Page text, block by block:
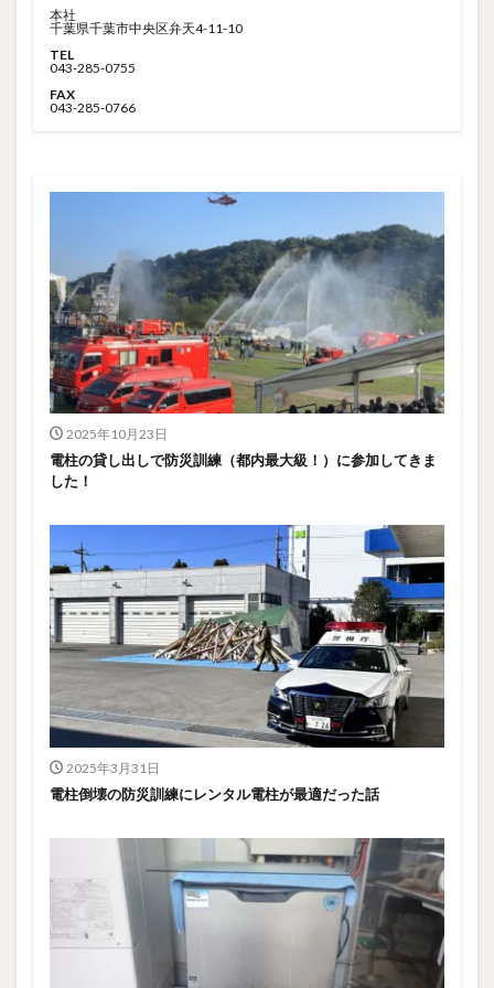
本社
千葉県千葉市中央区弁天4-11-10
TEL
043-285-0755
FAX
043-285-0766
2025年10月23日
電柱の貸し出しで防災訓練（都内最大級！）に参加してきま
した！
2025年3月31日
電柱倒壊の防災訓練にレンタル電柱が最適だった話